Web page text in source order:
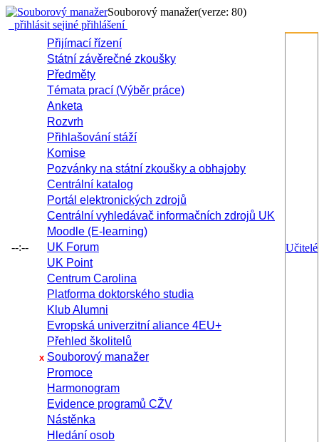
Souborový manažer(verze: 80)
přihlásit sejiné přihlášení
--:--
Přijímací řízení
Státní závěrečné zkoušky
Předměty
Témata prací (Výběr práce)
Anketa
Rozvrh
Přihlašování stáží
Komise
Pozvánky na státní zkoušky a obhajoby
Centrální katalog
Portál elektronických zdrojů
Centrální vyhledávač informačních zdrojů UK
Moodle (E-learning)
UK Forum
UK Point
Centrum Carolina
Platforma doktorského studia
Klub Alumni
Evropská univerzitní aliance 4EU+
Přehled školitelů
x Souborový manažer
Promoce
Harmonogram
Evidence programů CŽV
Nástěnka
Hledání osob
Učitelé